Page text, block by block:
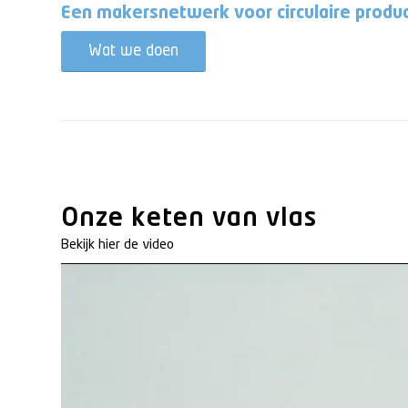
Een makersnetwerk voor circulaire
Wat we doen
Onze keten van vlas
Bekijk hier de video